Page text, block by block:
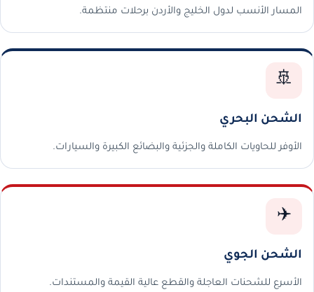
المسار الأنسب لدول الخليج والأردن برحلات منتظمة.
🚢
الشحن البحري
الأوفر للحاويات الكاملة والجزئية والبضائع الكبيرة والسيارات.
✈️
الشحن الجوي
الأسرع للشحنات العاجلة والقطع عالية القيمة والمستندات.